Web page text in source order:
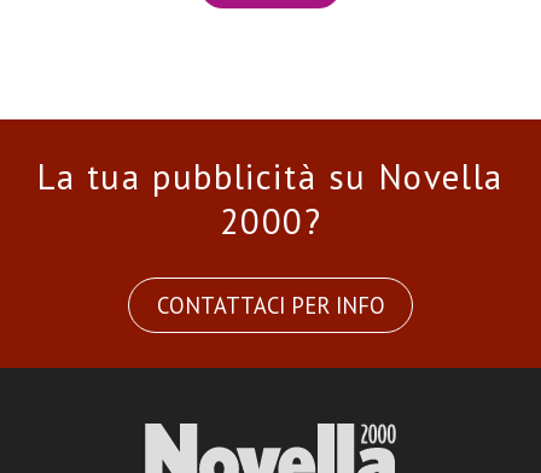
La tua pubblicità su Novella
2000?
CONTATTACI PER INFO